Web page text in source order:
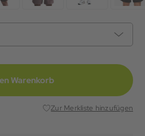
Warenkorb
Zur Merkliste hinzufügen